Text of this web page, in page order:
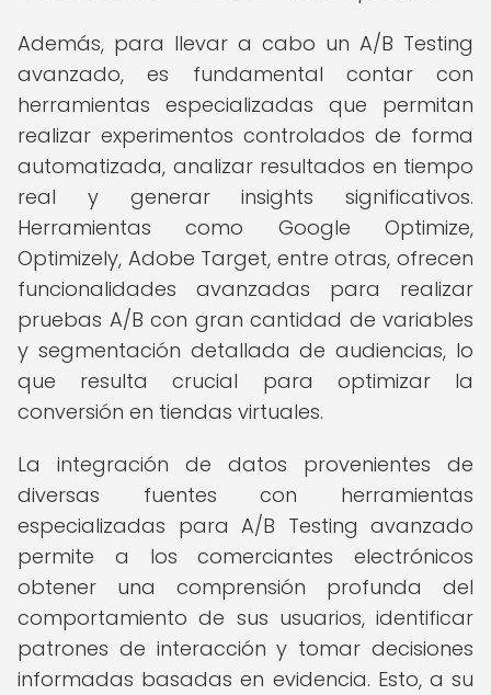
Además, para llevar a cabo un A/B Testing
avanzado, es fundamental contar con
herramientas especializadas que permitan
realizar experimentos controlados de forma
automatizada, analizar resultados en tiempo
real y generar insights significativos.
Herramientas como Google Optimize,
Optimizely, Adobe Target, entre otras, ofrecen
funcionalidades avanzadas para realizar
pruebas A/B con gran cantidad de variables
y segmentación detallada de audiencias, lo
que resulta crucial para optimizar la
conversión en tiendas virtuales.
La integración de datos provenientes de
diversas fuentes con herramientas
especializadas para A/B Testing avanzado
permite a los comerciantes electrónicos
obtener una comprensión profunda del
comportamiento de sus usuarios, identificar
patrones de interacción y tomar decisiones
informadas basadas en evidencia. Esto, a su